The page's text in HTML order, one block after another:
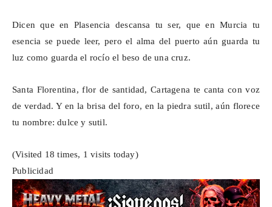
Dicen que en Plasencia descansa tu ser, que en Murcia tu
esencia se puede leer, pero el alma del puerto aún guarda tu
luz como guarda el rocío el beso de una cruz.
Santa Florentina, flor de santidad, Cartagena te canta con voz
de verdad. Y en la brisa del foro, en la piedra sutil, aún florece
tu nombre: dulce y sutil.
(Visited 18 times, 1 visits today)
Publicidad